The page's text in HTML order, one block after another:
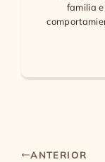
familia
ANTERIOR